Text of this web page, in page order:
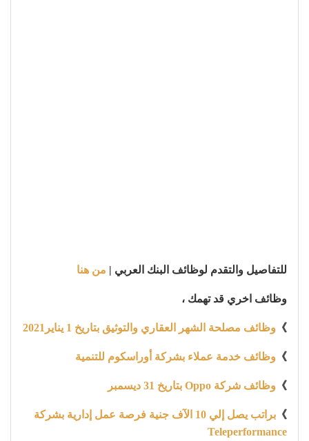
للتفاصيل والتقدم لوظائف البنك العربي | من هنا
وظائف اخري قد تهمك ،
》 وظائف مصلحة الشهر العقاري والتوثيق بتاريخ 1 يناير2021
》 وظائف خدمة عملاء بشركة أوراسكوم للتنمية
》 وظائف شركة Oppo بتاريخ 31 ديسمبر
》
براتب يصل إلي 10 الآف جنية فرصة عمل إدارية بشركة
Teleperformance